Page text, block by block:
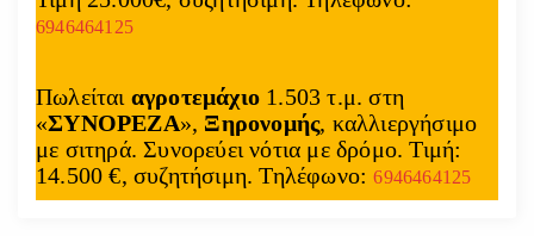
6946464125
Πωλείται αγροτεμάχιο 1.503 τ.μ. στη
«ΣΥΝΟΡΕΖΑ», Ξηρονομής, καλλιεργήσιμο
με σιτηρά. Συνορεύει νότια με δρόμο. Τιμή:
14.500 €, συζητήσιμη. Τηλέφωνο:6946464125